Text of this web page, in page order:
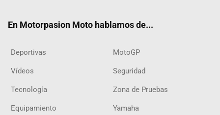
En Motorpasion Moto hablamos de...
Deportivas MotoGP
Vídeos Seguridad
Tecnología Zona de Pruebas
Equipamiento Yamaha